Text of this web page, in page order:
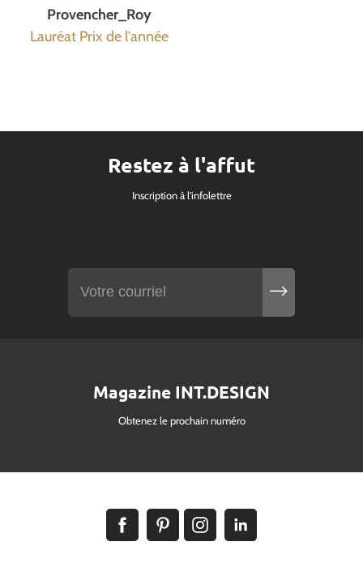
Provencher_Roy
Lauréat Prix de l'année
Restez à l'affut
Inscription à l'infolettre
Magazine INT.DESIGN
Obtenez le prochain numéro